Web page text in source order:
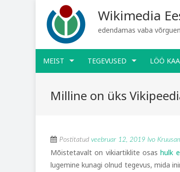
Wikimedia
edendamas vaba
MEIST TEGEVUSED LÖÖ
Milline on üks
Postitatud veebruar 12, 2019 Ivo
Mõistetavalt on vikiartiklite osashulk
lugemine kunagi olnud tegevus, mida